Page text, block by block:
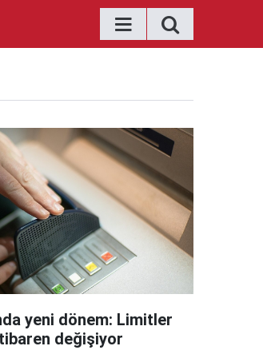
yeni dönem: Limitler
değişiyor